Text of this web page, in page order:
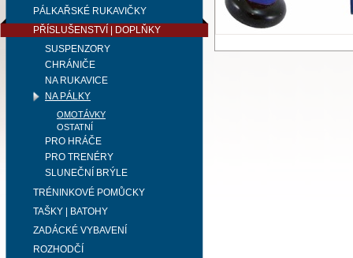
PÁLKAŘSKÉ RUKAVIČKY
PŘÍSLUŠENSTVÍ | DOPLŇKY
SUSPENZORY
CHRÁNIČE
NA RUKAVICE
NA PÁLKY
OMOTÁVKY
OSTATNÍ
PRO HRÁČE
PRO TRENÉRY
SLUNEČNÍ BRÝLE
TRÉNINKOVÉ POMŮCKY
TAŠKY | BATOHY
ZADÁCKÉ VYBAVENÍ
ROZHODČÍ